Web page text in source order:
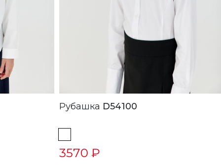
Рубашка D54100
3570 ₽